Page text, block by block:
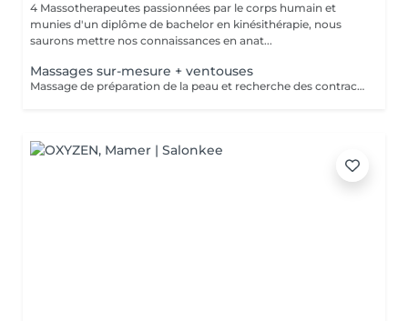
4 Massotherapeutes passionnées par le corps humain et
munies d'un diplôme de bachelor en kinésithérapie, nous
saurons mettre nos connaissances en anat...
Massages sur-mesure + ventouses
Massage de préparation de la peau et recherche des contractures suivis pas la pose des ventouses. Le vide est créé à l'aide d'une flamme, aucune sensation de chaud n'est ressentie durant le procédé et la technique est peu douloureuse. Le but de la cupping therapy est de soulager les tensions musculaires tout en promouvant la circulation sanguine et lymphatique.